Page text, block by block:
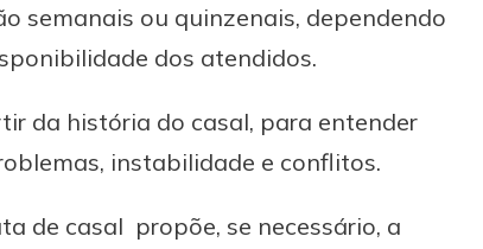
semanais ou quinzenais, dependendo
dos atendidos.
da história do casal, para entender
instabilidade e conflitos.
de casal propõe, se necessário, a